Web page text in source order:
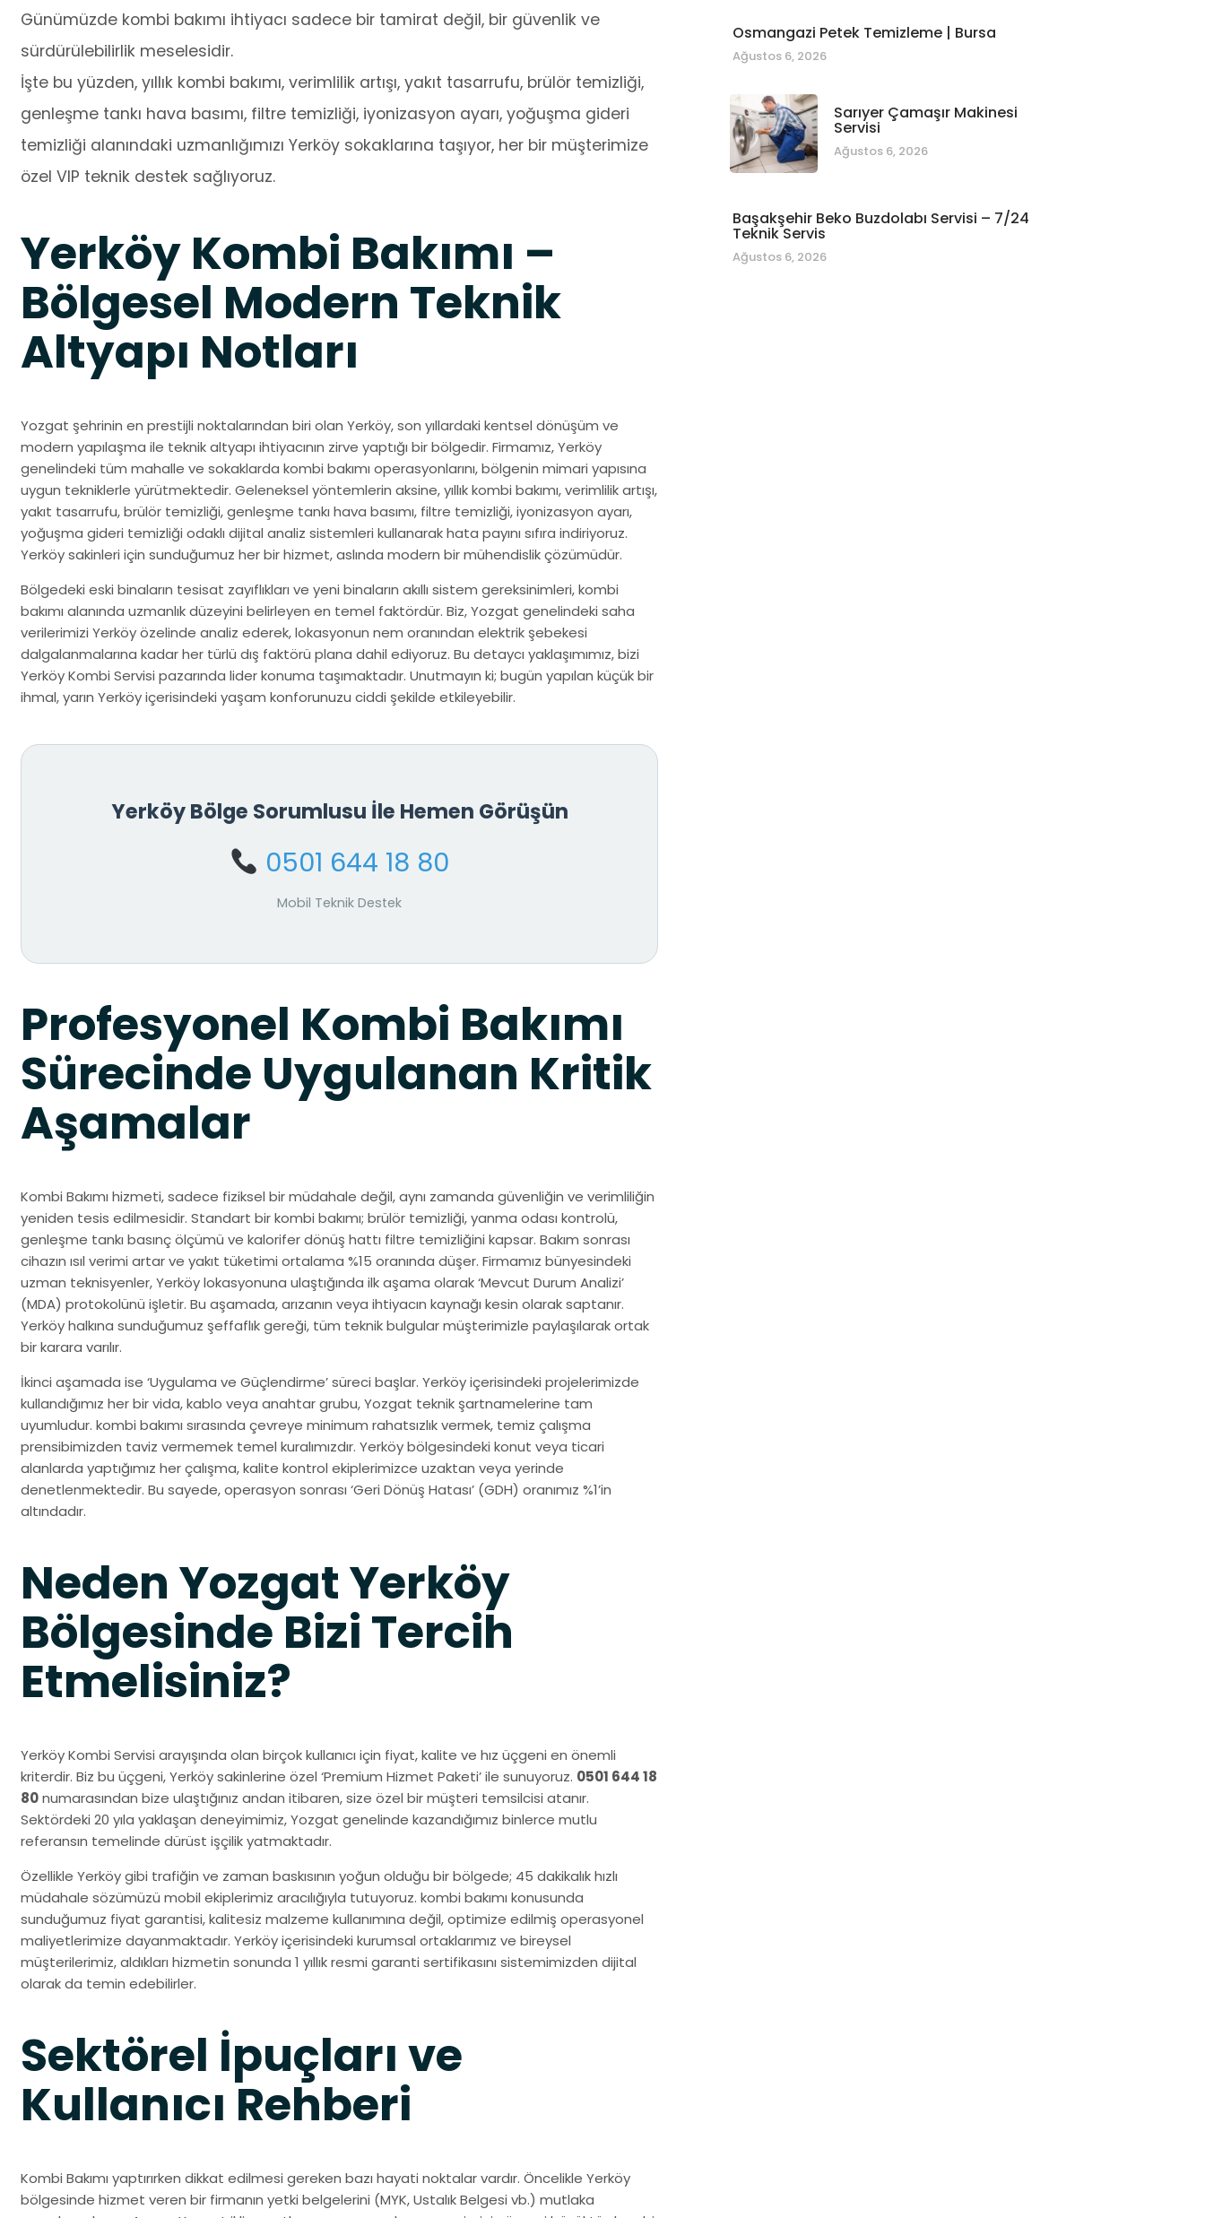
Günümüzde kombi bakımı ihtiyacı sadece bir tamirat değil, bir güvenlik ve
sürdürülebilirlik meselesidir.
İşte bu yüzden, yıllık kombi bakımı, verimlilik artışı, yakıt tasarrufu, brülör temizliği,
genleşme tankı hava basımı, filtre temizliği, iyonizasyon ayarı, yoğuşma gideri
temizliği alanındaki uzmanlığımızı Yerköy sokaklarına taşıyor, her bir müşterimize
özel VIP teknik destek sağlıyoruz.
Yerköy Kombi Bakımı –
Bölgesel Modern Teknik
Altyapı Notları
Yozgat şehrinin en prestijli noktalarından biri olan Yerköy, son yıllardaki kentsel dönüşüm ve
modern yapılaşma ile teknik altyapı ihtiyacının zirve yaptığı bir bölgedir. Firmamız, Yerköy
genelindeki tüm mahalle ve sokaklarda kombi bakımı operasyonlarını, bölgenin mimari yapısına
uygun tekniklerle yürütmektedir. Geleneksel yöntemlerin aksine, yıllık kombi bakımı, verimlilik artışı,
yakıt tasarrufu, brülör temizliği, genleşme tankı hava basımı, filtre temizliği, iyonizasyon ayarı,
yoğuşma gideri temizliği odaklı dijital analiz sistemleri kullanarak hata payını sıfıra indiriyoruz.
Yerköy sakinleri için sunduğumuz her bir hizmet, aslında modern bir mühendislik çözümüdür.
Bölgedeki eski binaların tesisat zayıflıkları ve yeni binaların akıllı sistem gereksinimleri, kombi
bakımı alanında uzmanlık düzeyini belirleyen en temel faktördür. Biz, Yozgat genelindeki saha
verilerimizi Yerköy özelinde analiz ederek, lokasyonun nem oranından elektrik şebekesi
dalgalanmalarına kadar her türlü dış faktörü plana dahil ediyoruz. Bu detaycı yaklaşımımız, bizi
Yerköy Kombi Servisi pazarında lider konuma taşımaktadır. Unutmayın ki; bugün yapılan küçük bir
ihmal, yarın Yerköy içerisindeki yaşam konforunuzu ciddi şekilde etkileyebilir.
Yerköy Bölge Sorumlusu İle Hemen Görüşün
0501 644 18 80
Mobil Teknik Destek
Profesyonel Kombi Bakımı
Sürecinde Uygulanan Kritik
Aşamalar
Kombi Bakımı hizmeti, sadece fiziksel bir müdahale değil, aynı zamanda güvenliğin ve verimliliğin
yeniden tesis edilmesidir. Standart bir kombi bakımı; brülör temizliği, yanma odası kontrolü,
genleşme tankı basınç ölçümü ve kalorifer dönüş hattı filtre temizliğini kapsar. Bakım sonrası
cihazın ısıl verimi artar ve yakıt tüketimi ortalama %15 oranında düşer. Firmamız bünyesindeki
uzman teknisyenler, Yerköy lokasyonuna ulaştığında ilk aşama olarak ‘Mevcut Durum Analizi’
(MDA) protokolünü işletir. Bu aşamada, arızanın veya ihtiyacın kaynağı kesin olarak saptanır.
Yerköy halkına sunduğumuz şeffaflık gereği, tüm teknik bulgular müşterimizle paylaşılarak ortak
bir karara varılır.
İkinci aşamada ise ‘Uygulama ve Güçlendirme’ süreci başlar. Yerköy içerisindeki projelerimizde
kullandığımız her bir vida, kablo veya anahtar grubu, Yozgat teknik şartnamelerine tam
uyumludur. kombi bakımı sırasında çevreye minimum rahatsızlık vermek, temiz çalışma
prensibimizden taviz vermemek temel kuralımızdır. Yerköy bölgesindeki konut veya ticari
alanlarda yaptığımız her çalışma, kalite kontrol ekiplerimizce uzaktan veya yerinde
denetlenmektedir. Bu sayede, operasyon sonrası ‘Geri Dönüş Hatası’ (GDH) oranımız %1’in
altındadır.
Neden Yozgat Yerköy
Bölgesinde Bizi Tercih
Etmelisiniz?
Yerköy Kombi Servisi arayışında olan birçok kullanıcı için fiyat, kalite ve hız üçgeni en önemli
kriterdir. Biz bu üçgeni, Yerköy sakinlerine özel ‘Premium Hizmet Paketi’ ile sunuyoruz. 0501 644 18
80numarasından bize ulaştığınız andan itibaren, size özel bir müşteri temsilcisi atanır.
Sektördeki 20 yıla yaklaşan deneyimimiz, Yozgat genelinde kazandığımız binlerce mutlu
referansın temelinde dürüst işçilik yatmaktadır.
Özellikle Yerköy gibi trafiğin ve zaman baskısının yoğun olduğu bir bölgede; 45 dakikalık hızlı
müdahale sözümüzü mobil ekiplerimiz aracılığıyla tutuyoruz. kombi bakımı konusunda
sunduğumuz fiyat garantisi, kalitesiz malzeme kullanımına değil, optimize edilmiş operasyonel
maliyetlerimize dayanmaktadır. Yerköy içerisindeki kurumsal ortaklarımız ve bireysel
müşterilerimiz, aldıkları hizmetin sonunda 1 yıllık resmi garanti sertifikasını sistemimizden dijital
olarak da temin edebilirler.
Sektörel İpuçları ve
Kullanıcı Rehberi
Kombi Bakımı yaptırırken dikkat edilmesi gereken bazı hayati noktalar vardır. Öncelikle Yerköy
bölgesinde hizmet veren bir firmanın yetki belgelerini (MYK, Ustalık Belgesi vb.) mutlaka
Osmangazi Petek Temizleme | Bursa
Ağustos 6, 2026
Sarıyer Çamaşır Makinesi
Servisi
Ağustos 6, 2026
Başakşehir Beko Buzdolabı Servisi – 7/24
Teknik Servis
Ağustos 6, 2026